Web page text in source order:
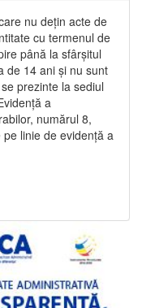
nu dețin acte de
cu termenul de
până la sfârșitul
de 14 ani și nu sunt
prezinte la sediul
a
numărul 8,
linie de evidență a